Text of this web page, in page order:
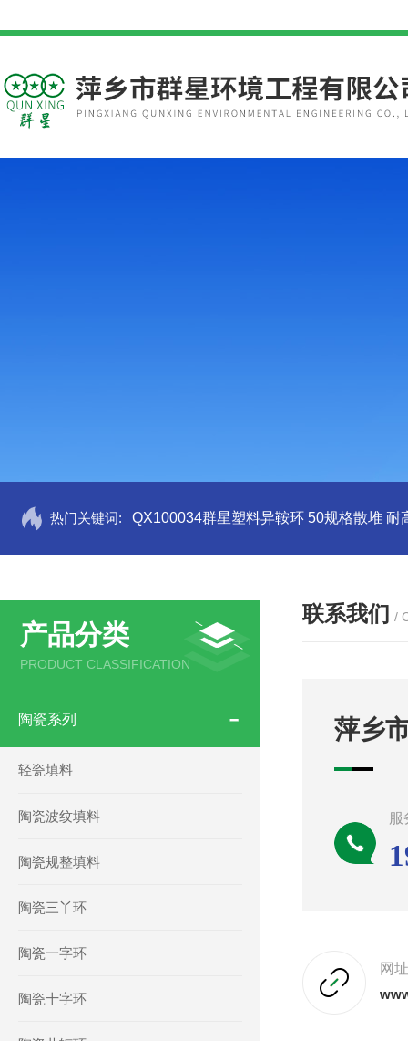
热门关键词: QX100034群星塑料异鞍环 50规格散堆 耐
产品分类
PRODUCT CLASSIFICATION
陶瓷系列
轻瓷填料
陶瓷波纹填料
陶瓷规整填料
陶瓷三丫环
陶瓷一字环
陶瓷十字环
联系我们 /
萍乡
服
网址